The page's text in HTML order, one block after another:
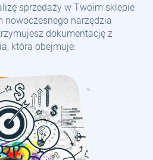
sprzedaży w Twoim sklepie
nowoczesnego narzędzia
dokumentację z
która obejmuje: